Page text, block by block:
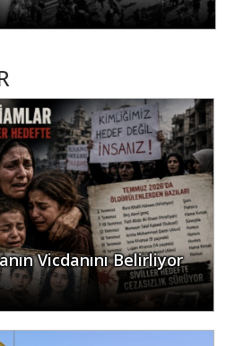
Vicdanını Belirliyor